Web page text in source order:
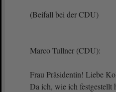
(Beifall bei der CDU)
Marco Tullner (CDU):
Frau Präsidentin! Liebe
Da ich, wie ich festgestellt